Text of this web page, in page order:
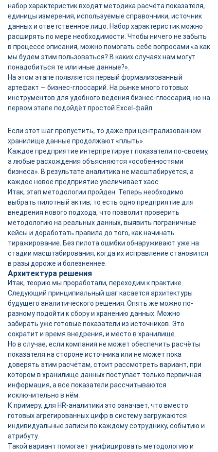
набор характеристик входят методика расчёта показателя,
единицы измерения, используемые справочники, источник
данных и ответственное лицо. Набор характеристик можно
расширять по мере необходимости. Чтобы ничего не забыть
в процессе описания, можно помогать себе вопросами «а как
мы будем этим пользоваться? В каких случаях нам могут
понадобиться те или иные данные?».
На этом этапе появляется первый формализованный
артефакт — бизнес-глоссарий. На рынке много готовых
инструментов для удобного ведения бизнес-глоссария, но на
первом этапе подойдёт простой Excel-файл.
Если этот шаг пропустить, то даже при централизованном
хранилище данные продолжают «плыть».
Каждое предприятие интерпретирует показатели по-своему,
а любые расхождения объясняются «особенностями
бизнеса». В результате аналитика не масштабируется, а
каждое новое предприятие увеличивает хаос.
Итак, этап методологии пройден. Теперь необходимо
выбрать пилотный актив, то есть одно предприятие для
внедрения нового подхода, что позволит проверить
методологию на реальных данных, выявить пограничные
кейсы и доработать правила до того, как начинать
тиражирование. Без пилота ошибки обнаруживают уже на
стадии масштабирования, когда их исправление становится
в разы дороже и болезненнее.
Архитектура решения
Итак, теорию мы проработали, переходим к практике.
Следующий принципиальный шаг касается архитектуры
будущего аналитического решения. Опять же можно по-
разному подойти к сбору и хранению данных. Можно
забирать уже готовые показатели из источников. Это
сократит и время внедрения, и место в хранилище.
Но в случае, если компания не может обеспечить расчёты
показателя на стороне источника или не может пока
доверять этим расчётам, стоит рассмотреть вариант, при
котором в хранилище данных поступает только первичная
информация, а все показатели рассчитываются
исключительно в нём.
К примеру, для HR-аналитики это означает, что вместо
готовых агрегированных цифр в систему загружаются
индивидуальные записи по каждому сотруднику, событию и
атрибуту.
Такой вариант помогает унифицировать методологию и